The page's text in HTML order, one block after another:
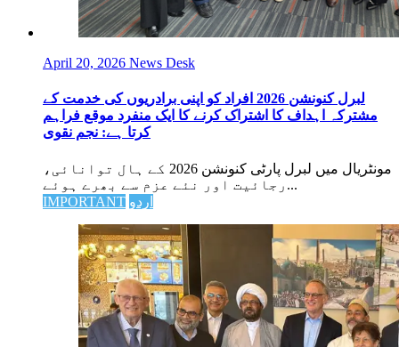
April 20, 2026 News Desk
لبرل کنونشن 2026 افراد کو اپنی برادریوں کی خدمت کے
مشترکہ اہداف کا اشتراک کرنے کا ایک منفرد موقع فراہم
کرتا ہے: نجم نقوی
مونٹریال میں لبرل پارٹی کنونشن 2026 کے ہال توانائی،
رجائیت اور نئے عزم سے بھرے ہوئے...
IMPORTANT اردو